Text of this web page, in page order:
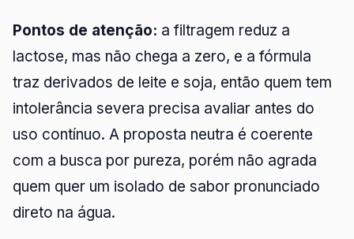
Pontos de atenção: a filtragem reduz a
lactose, mas não chega a zero, e a fórmula
traz derivados de leite e soja, então quem tem
intolerância severa precisa avaliar antes do
uso contínuo. A proposta neutra é coerente
com a busca por pureza, porém não agrada
quem quer um isolado de sabor pronunciado
direto na água.